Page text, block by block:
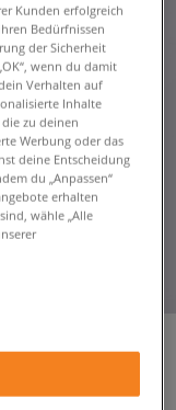
Kunden erfolgreich
Bedürfnissen
der Sicherheit
wenn du damit
Verhalten auf
Inhalte
zu deinen
Werbung oder das
deine Entscheidung
du „Anpassen“
erhalten
wähle „Alle